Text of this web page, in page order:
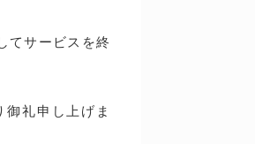
てサービスを終
礼申し上げま